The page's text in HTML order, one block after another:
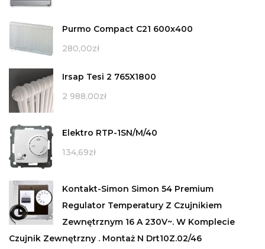
Purmo Compact C21 600x400
280,00zł
Irsap Tesi 2 765X1800
2 988,00zł
Elektro RTP-1SN/M/40
134,69zł
Kontakt-Simon Simon 54 Premium
Regulator Temperatury Z Czujnikiem
Zewnętrznym 16 A 230V~. W Komplecie
Czujnik Zewnętrzny . Montaż N Drt10Z.02/46